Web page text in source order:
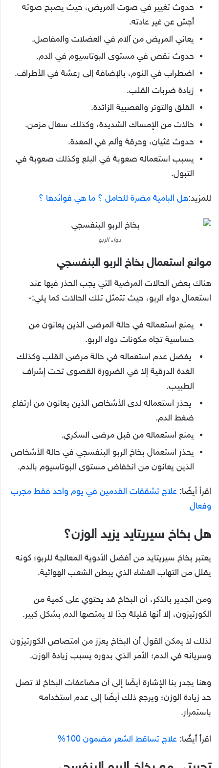
حدوث تغيير في صوت المريض، حيث يصبح صوته
أجش عن غير عادته.
يعاني المريض من آلام في العضلات والمفاصل.
حدوث نقص في مستوى البوتاسيوم في الدم.
اضطراب في النوم، بالإضافة إلى رعشة في الأطراف.
زيادة ضربات القلب.
القلق والتوتر والعصبية الزائدة.
حالات من الإمساك الشديدة، وكذلك سعال مزمن.
حدوث غثيان، وحرقة وألم في المعدة.
يسبب استعماله صعوبة في البلع وكذلك صعوبة في
التبول.
للمزيد:هل البامية مضرة للحامل ؟ ما هي فوائدها ؟
دواء الربو
موانع استعمال بخاخ الربو البنفسجي
هناك بعض الحالات المرضية التي يجب الحذر فيها عند
استعمال دواء الربو، حيث تتمثل تلك الحالات كما يلي:-
يمنع استعماله في حالة المرضى الذين يعانون من
حساسية تجاه مكونات دواء الربو.
يفضل عدم استعماله في حالة مرضى القلب وكذلك
الغدة الدرقية إلا في الضرورة القصوى تحت إشراف
الطبيب.
يحذر استعماله لدى الأشخاص الذين يعانون من ارتفاع
ضغط الدم.
يمنع استعماله من قبل مرضى السكري.
يحذر استعمال بخاخ الربو البنفسجي في حالة الأشخاص
الذين يعانون من انخفاض مستوى البوتاسيوم بالدم.
اقرأ أيضًا: علاج تشققات القدمين في يوم واحد فقط مجرب
وفعال
هل بخاخ سيريتايد يزيد الوزن؟
يعتبر بخاخ سيريتايد من أفضل الأدوية المعالجة للربو؛ كونه
يقلل من التهاب الغشاء الذي يبطن الشعب الهوائية.
ومن الجدير بالذكر، أن البخاخ قد يحتوي على كمية من
الكورتيزون، إلا أنها قليلة جدًا لا يمتصها الدم بشكل كبير.
لذلك لا يمكن القول أن البخاخ يعزز من امتصاص الكورتيزون
وسريانه في الدم؛ الأمر الذي بدوره يسبب زيادة الوزن.
وهنا يجدر بنا الإشارة أيضًا إلى أن مضاعفات البخاخ لا تصل
حد زيادة الوزن؛ ويرجع ذلك أيضًا إلى عدم استخدامه
باستمرار.
اقرأ أيضًا: علاج تساقط الشعر مضمون 100%